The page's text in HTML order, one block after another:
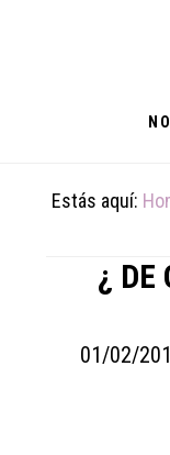
Estás aquí:
¿ DE
01/02/